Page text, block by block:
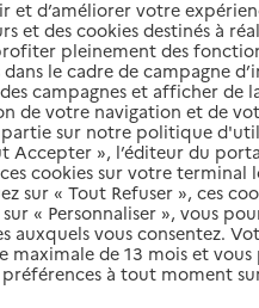
autour de Châteauroux
et d’améliorer votre
et des cookies destinés à
pleinement des
dans le cadre de campagne
campagnes et afficher de
de votre navigation et de
sur notre politique
Accepter », l’éditeur du
cookies sur votre terminal
sur « Tout Refuser », ces
« Personnaliser », vous
auxquels vous consentez.
maximale de 13 mois et
à tout moment